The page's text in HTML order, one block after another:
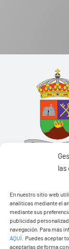
las
En nuestro sitio web
analíticas mediante el
mediante sus
publicidad
navegación. Para más
AQUÍ
Puedes aceptar
aceptarlas de forma
Ayuntamiento
Pza. de Los
35570 – Yaiza
Tel:928 83 62